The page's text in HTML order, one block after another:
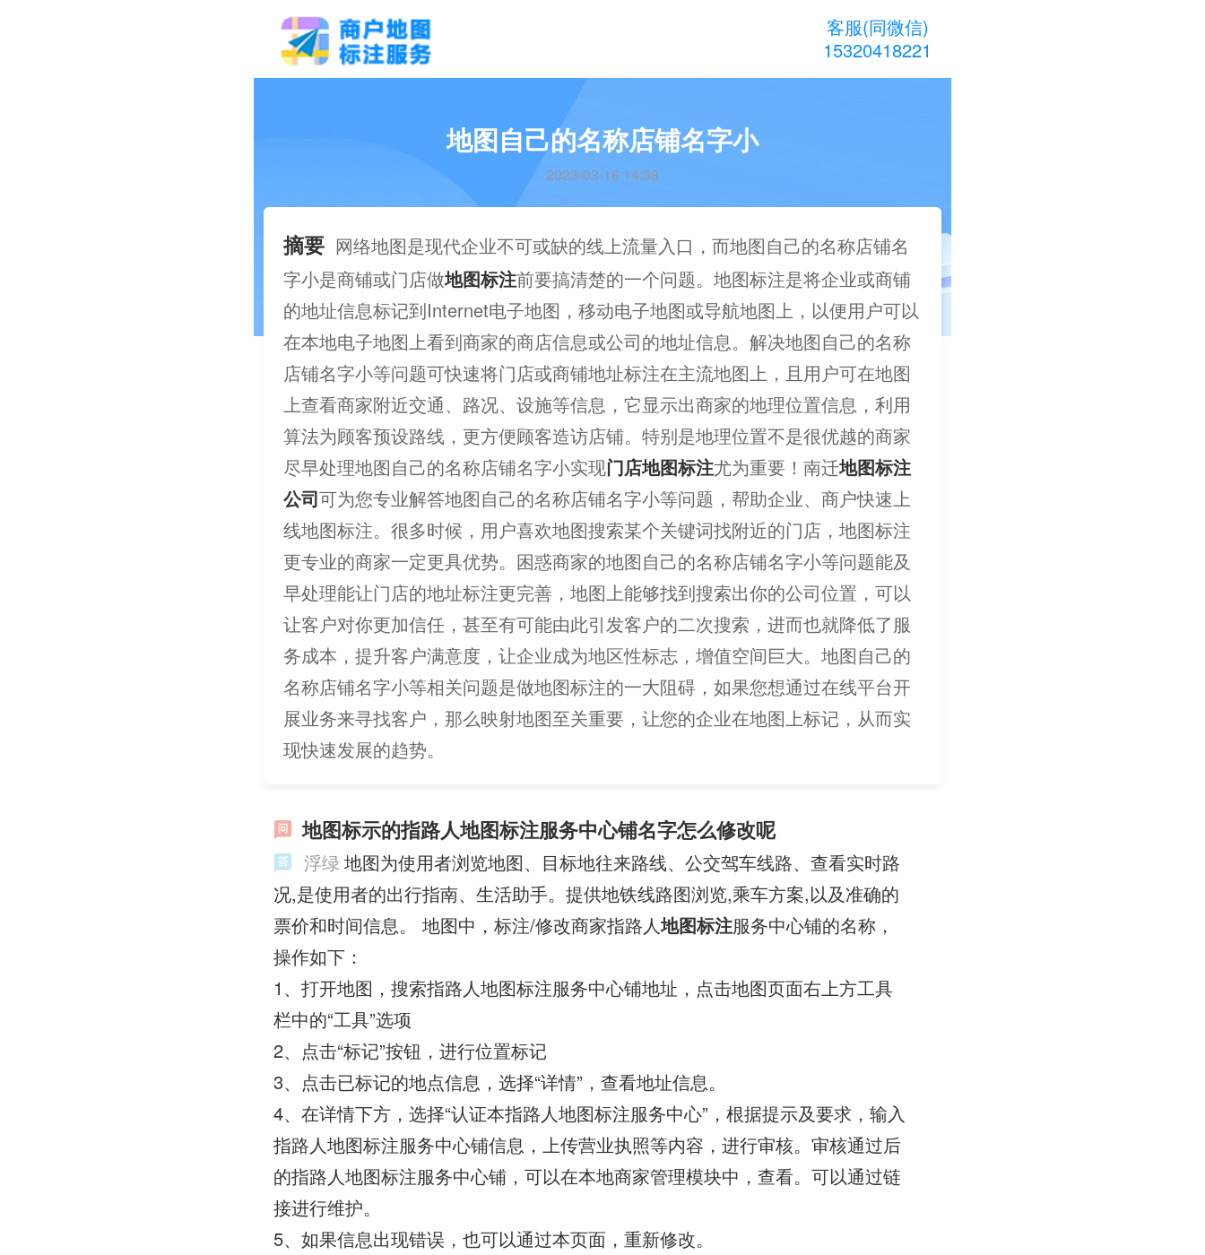
客服(同微信)
15320418221
地图自己的名称店铺名字小
2023-03-16 14:38
摘要 网络地图是现代企业不可或缺的线上流量入口，而地图自己的名称店铺名
字小是商铺或门店做地图标注前要搞清楚的一个问题。地图标注是将企业或商铺
的地址信息标记到Internet电子地图，移动电子地图或导航地图上，以便用户可以
在本地电子地图上看到商家的商店信息或公司的地址信息。解决地图自己的名称
店铺名字小等问题可快速将门店或商铺地址标注在主流地图上，且用户可在地图
上查看商家附近交通、路况、设施等信息，它显示出商家的地理位置信息，利用
算法为顾客预设路线，更方便顾客造访店铺。特别是地理位置不是很优越的商家
尽早处理地图自己的名称店铺名字小实现门店地图标注尤为重要！南迁地图标注
公司可为您专业解答地图自己的名称店铺名字小等问题，帮助企业、商户快速上
线地图标注。很多时候，用户喜欢地图搜索某个关键词找附近的门店，地图标注
更专业的商家一定更具优势。困惑商家的地图自己的名称店铺名字小等问题能及
早处理能让门店的地址标注更完善，地图上能够找到搜索出你的公司位置，可以
让客户对你更加信任，甚至有可能由此引发客户的二次搜索，进而也就降低了服
务成本，提升客户满意度，让企业成为地区性标志，增值空间巨大。地图自己的
名称店铺名字小等相关问题是做地图标注的一大阻碍，如果您想通过在线平台开
展业务来寻找客户，那么映射地图至关重要，让您的企业在地图上标记，从而实
现快速发展的趋势。
地图标示的指路人地图标注服务中心铺名字怎么修改呢
浮绿 地图为使用者浏览地图、目标地往来路线、公交驾车线路、查看实时路
况,是使用者的出行指南、生活助手。提供地铁线路图浏览,乘车方案,以及准确的
票价和时间信息。 地图中，标注/修改商家指路人地图标注服务中心铺的名称，
操作如下：
1、打开地图，搜索指路人地图标注服务中心铺地址，点击地图页面右上方工具
栏中的“工具”选项
2、点击“标记”按钮，进行位置标记
3、点击已标记的地点信息，选择“详情”，查看地址信息。
4、在详情下方，选择“认证本指路人地图标注服务中心”，根据提示及要求，输入
指路人地图标注服务中心铺信息，上传营业执照等内容，进行审核。审核通过后
的指路人地图标注服务中心铺，可以在本地商家管理模块中，查看。可以通过链
接进行维护。
5、如果信息出现错误，也可以通过本页面，重新修改。